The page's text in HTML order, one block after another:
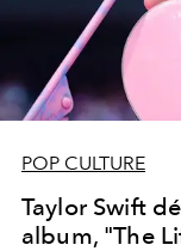
POP CULTURE
Taylor Swift
album, "The